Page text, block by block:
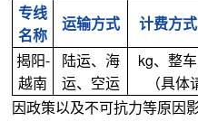
专线
名称
运输方式 计费方式
揭阳-
越南
陆运、海
运、空运
kg、整
（具体
因政策以及不可抗力等原因